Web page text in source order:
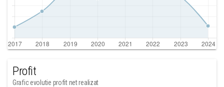
Profit
Grafic evolutie profit net realizat